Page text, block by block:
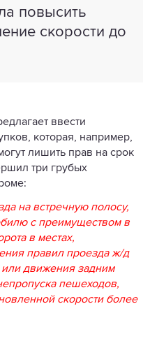
повысить
скорости до
ввести
которая, например,
лишить прав на срок
три грубых
на встречную полосу,
с преимуществом в
в местах,
правил проезда ж/д
или движения задним
пешеходов,
скорости более